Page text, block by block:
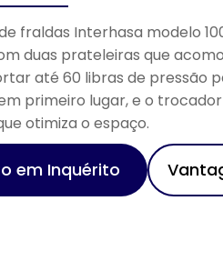
fraldas Interhasa modelo
duas prateleiras que
até 60 libras de pressão
primeiro lugar, e o
otimiza o espaço.
em Inquérito